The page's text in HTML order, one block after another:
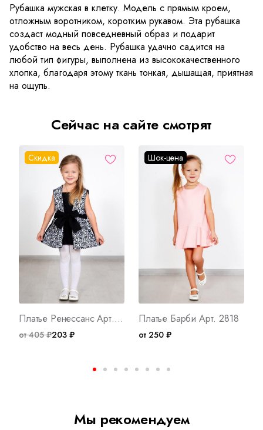
Рубашка мужская в клетку. Модель с прямым кроем,
отложным воротником, коротким рукавом. Эта рубашка
создаст модный повседневный образ и подарит
удобство на весь день. Рубашка удачно садится на
любой тип фигуры, выполнена из высококачественного
хлопка, благодаря этому ткань тонкая, дышащая, приятная
на ощупь.
Сейчас на сайте смотрят
Скидка
Платье Ренессанс Арт. 2788
от 405 ₽203 ₽
Шок-цена
Платье Барби Арт. 2818
от 250 ₽
Мы рекомендуем